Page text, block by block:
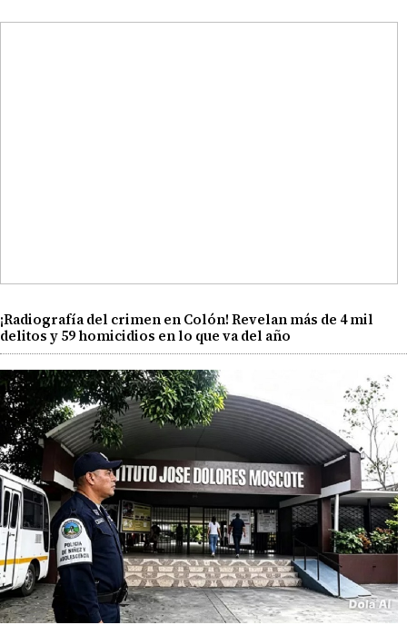
¡Radiografía del crimen en Colón! Revelan más de 4 mil
delitos y 59 homicidios en lo que va del año